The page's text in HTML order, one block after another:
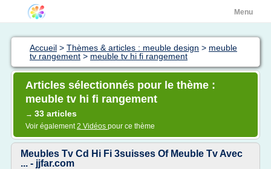
Menu
Accueil > Thèmes & articles : meuble design > meuble
tv rangement > meuble tv hi fi rangement
Articles sélectionnés pour le thème :
meuble tv hi fi rangement
→ 33 articles
Voir également2 Vidéos pour ce thème
Meubles Tv Cd Hi Fi 3suisses Of Meuble Tv Avec
... - jjfar.com